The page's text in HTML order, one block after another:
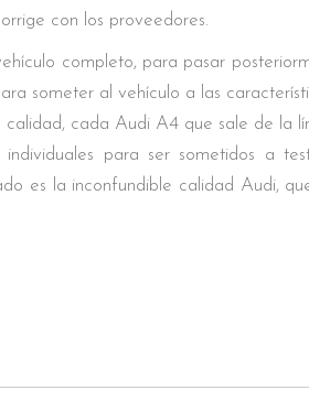
con los proveedores.
completo, para pasar
someter al vehículo a las
cada Audi A4 que sale de la
para ser sometidos a
es la inconfundible calidad Audi,